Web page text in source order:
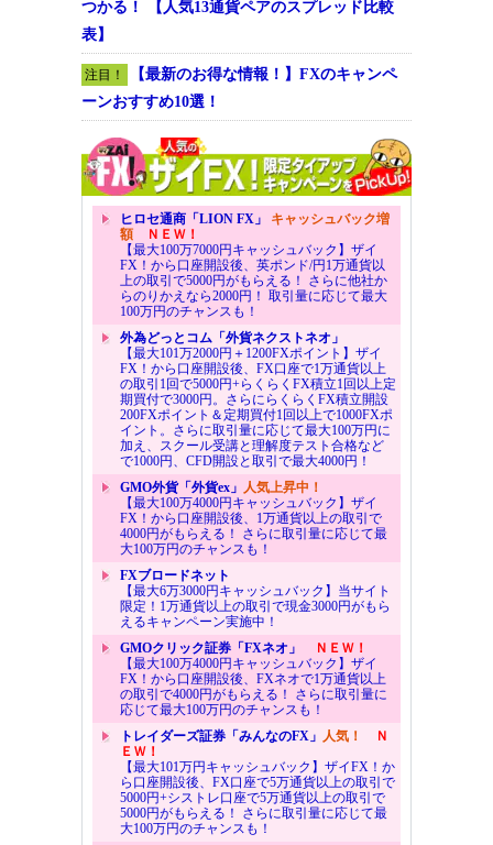
つかる！ 【人気13通貨ペアのスプレッド比較
表】
注目！
【最新のお得な情報！】FXのキャンペ
ーンおすすめ10選！
ヒロセ通商「LION FX」 キャッシュバック増
額ＮＥＷ！
【最大100万7000円キャッシュバック】ザイ
FX！から口座開設後、英ポンド/円1万通貨以
上の取引で5000円がもらえる！ さらに他社か
らのりかえなら2000円！ 取引量に応じて最大
100万円のチャンスも！
外為どっとコム「外貨ネクストネオ」
【最大101万2000円＋1200FXポイント】ザイ
FX！から口座開設後、FX口座で1万通貨以上
の取引1回で5000円+らくらくFX積立1回以上定
期買付で3000円。さらにらくらくFX積立開設
200FXポイント＆定期買付1回以上で1000FXポ
イント。さらに取引量に応じて最大100万円に
加え、スクール受講と理解度テスト合格など
で1000円、CFD開設と取引で最大4000円！
GMO外貨「外貨ex」 人気上昇中！
【最大100万4000円キャッシュバック】ザイ
FX！から口座開設後、1万通貨以上の取引で
4000円がもらえる！ さらに取引量に応じて最
大100万円のチャンスも！
FXブロードネット
【最大6万3000円キャッシュバック】当サイト
限定！1万通貨以上の取引で現金3000円がもら
えるキャンペーン実施中！
GMOクリック証券「FXネオ」
ＮＥＷ！
【最大100万4000円キャッシュバック】ザイ
FX！から口座開設後、FXネオで1万通貨以上
の取引で4000円がもらえる！ さらに取引量に
応じて最大100万円のチャンスも！
トレイダーズ証券「みんなのFX」 人気！
Ｎ
ＥＷ！
【最大101万円キャッシュバック】ザイFX！か
ら口座開設後、FX口座で5万通貨以上の取引で
5000円+シストレ口座で5万通貨以上の取引で
5000円がもらえる！ さらに取引量に応じて最
大100万円のチャンスも！